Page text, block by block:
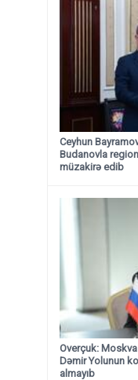
Ceyhun
Budanovla
müzakirə edib
Overçuk:
Dəmir Yolunun
almayıb